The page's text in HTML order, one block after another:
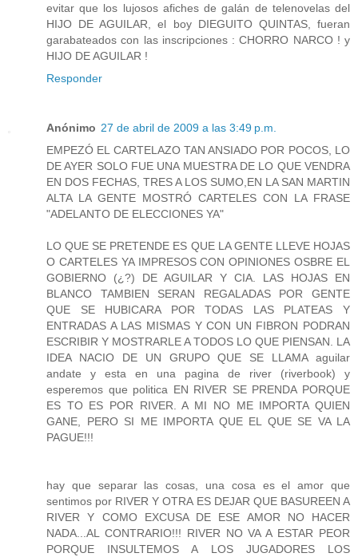
evitar que los lujosos afiches de galán de telenovelas del
HIJO DE AGUILAR, el boy DIEGUITO QUINTAS, fueran
garabateados con las inscripciones : CHORRO NARCO ! y
HIJO DE AGUILAR !
Responder
Anónimo 27 de abril de 2009 a las 3:49 p.m.
EMPEZÓ EL CARTELAZO TAN ANSIADO POR POCOS, LO
DE AYER SOLO FUE UNA MUESTRA DE LO QUE VENDRA
EN DOS FECHAS, TRES A LOS SUMO,EN LA SAN MARTIN
ALTA LA GENTE MOSTRÓ CARTELES CON LA FRASE
"ADELANTO DE ELECCIONES YA"
LO QUE SE PRETENDE ES QUE LA GENTE LLEVE HOJAS
O CARTELES YA IMPRESOS CON OPINIONES OSBRE EL
GOBIERNO (¿?) DE AGUILAR Y CIA. LAS HOJAS EN
BLANCO TAMBIEN SERAN REGALADAS POR GENTE
QUE SE HUBICARA POR TODAS LAS PLATEAS Y
ENTRADAS A LAS MISMAS Y CON UN FIBRON PODRAN
ESCRIBIR Y MOSTRARLE A TODOS LO QUE PIENSAN. LA
IDEA NACIO DE UN GRUPO QUE SE LLAMA aguilar
andate y esta en una pagina de river (riverbook) y
esperemos que politica EN RIVER SE PRENDA PORQUE
ES TO ES POR RIVER. A MI NO ME IMPORTA QUIEN
GANE, PERO SI ME IMPORTA QUE EL QUE SE VA LA
PAGUE!!!
hay que separar las cosas, una cosa es el amor que
sentimos por RIVER Y OTRA ES DEJAR QUE BASUREEN A
RIVER Y COMO EXCUSA DE ESE AMOR NO HACER
NADA...AL CONTRARIO!!! RIVER NO VA A ESTAR PEOR
PORQUE INSULTEMOS A LOS JUGADORES LOS